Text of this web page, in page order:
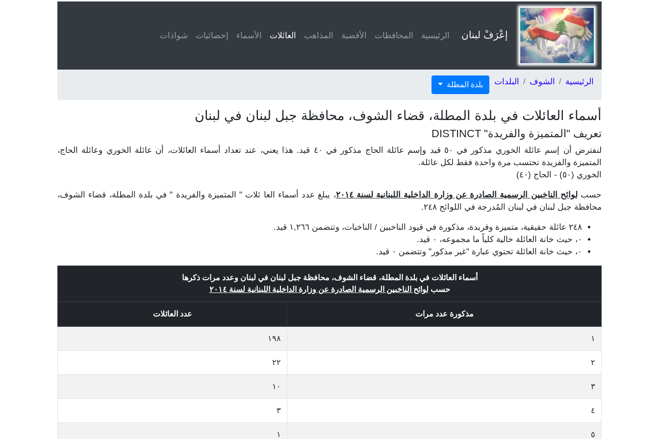
إعْرَفْ لبنان الرئيسية المحافظات الأقضية المذاهب العائلات الأسماء إحصائيات شواذات
الرئيسية الشوف البلدات بلدة المطلة
أسماء العائلات في بلدة المطلة، قضاء الشوف، محافظة جبل لبنان في لبنان
تعريف "المتميزة والفريدة" DISTINCT
لنفترض أن إسم عائلة الخوري مذكور في ٥٠ قيد وإسم عائلة الحاج مذكور في ٤٠ قيد. هذا يعني، عند تعداد أسماء العائلات، أن عائلة الخوري وعائلة الحاج،
المتميزة والفريدة تحتسب مرة واحدة فقط لكل عائلة.
الخوري (٥٠) - الحاج (٤٠)
حسبلوائح الناخبين الرسمية الصادرة عن وزارة الداخلية اللبنانية لسنة ٢٠١٤
، يبلغ عدد أسماء العا ئلات " المتميزة والفريدة " في بلدة المطلة، قضاء الشوف،
محافظة جبل لبنان في لبنان المُدرجة في اللوائح ٢٤٨.
٢٤٨ عائلة حقيقية، متميزة وفريدة، مذكورة في قيود الناخبين / الناخبات، وتتضمن ١,٢٦٦ قيد.
٠، حيث خانة العائلة خالية كلياً ما مجموعه، ٠ قيد.
٠، حيث خانة العائلة تحتوي عبارة "غير مذكور" وتتضمن ٠ قيد.
أسماء العائلات في بلدة المطلة، قضاء الشوف، محافظة جبل لبنان في لبنان وعدد مرات ذكرها
حسب لوائح الناخبين الرسمية الصادرة عن وزارة الداخلية اللبنانية لسنة ٢٠١٤
مذكورة عدد مرات عدد العائلات
١ ١٩٨
٢ ٢٢
٣ ١٠
٤ ٣
٥ ١